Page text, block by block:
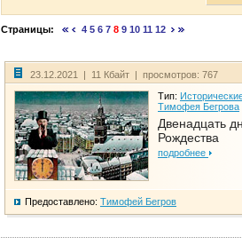
Страницы: 4 5 6 7 8 9 10 11 12
23.12.2021 | 11 Кбайт | просмотров: 767
Тип:
Тимофея Бегрова
Двенадцать
Рождества
подробнее
Предоставлено: Тимофей Бегров